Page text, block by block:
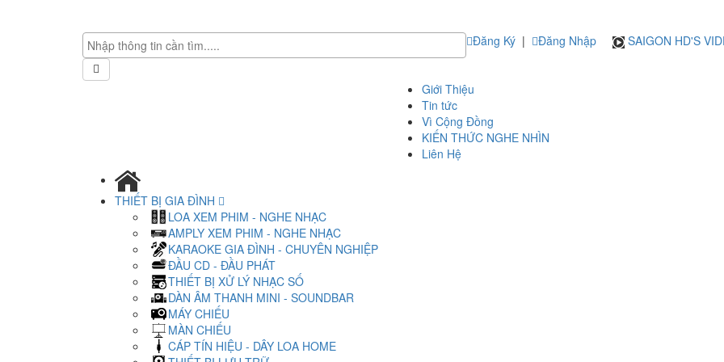
Đăng Ký | Đăng Nhập SAIGON HD'S
Giới Thiệu
Tin tức
Vì Cộng Đồng
KIẾN THỨC NGHE NHÌN
Liên Hệ
THIẾT BỊ GIA ĐÌNH
LOA XEM PHIM - NGHE NHẠC
AMPLY XEM PHIM - NGHE NHẠC
KARAOKE GIA ĐÌNH - CHUYÊN NGHIỆP
ĐẦU CD - ĐẦU PHÁT
THIẾT BỊ XỬ LÝ NHẠC SỐ
DÀN ÂM THANH MINI - SOUNDBAR
MÁY CHIẾU
MÀN CHIẾU
CÁP TÍN HIỆU - DÂY LOA HOME